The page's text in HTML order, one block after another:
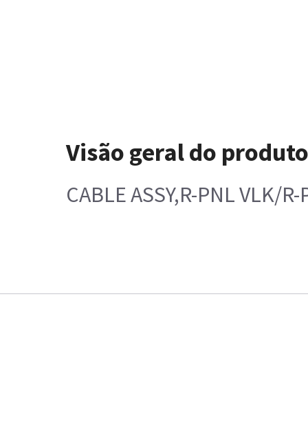
Visão geral do
CABLE ASSY,R-PNL VLK/